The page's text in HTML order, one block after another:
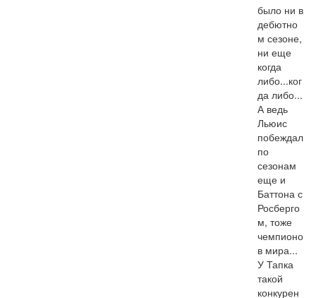
было ни в
дебютно
м сезоне,
ни еще
когда
либо...ког
да либо...
А ведь
Льюис
побеждал
по
сезонам
еще и
Баттона с
Росберго
м, тоже
чемпионо
в мира...
У Тапка
такой
конкурен